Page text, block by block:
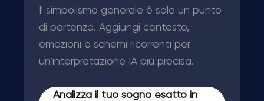
Il simbolismo generale è solo un punto
di partenza. Aggiungi contesto,
emozioni e schemi ricorrenti per
un’interpretazione IA più precisa.
Analizza il tuo sogno esatto in